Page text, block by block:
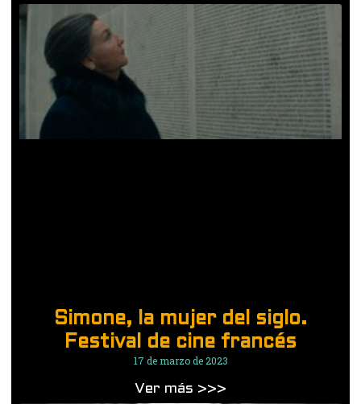
Simone, la mujer del siglo.
Festival de cine francés
17 de marzo de 2023
Ver más >>>